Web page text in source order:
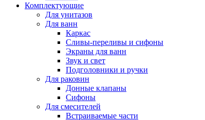
Комплектующие
Для унитазов
Для ванн
Каркас
Сливы-переливы и сифоны
Экраны для ванн
Звук и свет
Подголовники и ручки
Для раковин
Донные клапаны
Сифоны
Для смесителей
Встраиваемые части